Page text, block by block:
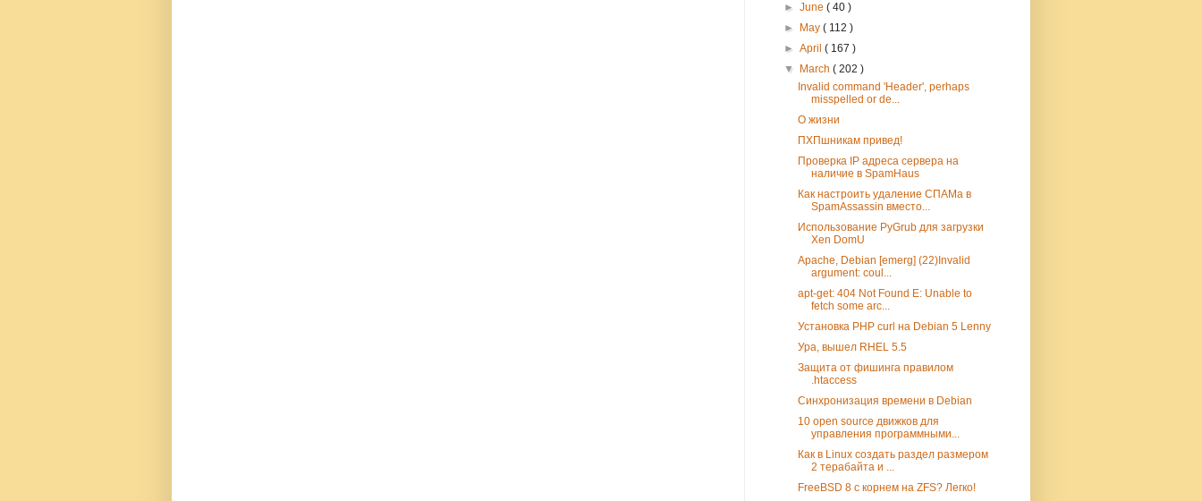
►June( 40 )
►
May( 112 )
►April( 167 )
▼
March( 202 )
Invalid command 'Header', perhaps
misspelled or de...
О жизни
ПХПшникам привед!
Проверка IP адреса сервера на
наличие в SpamHaus
Как настроить удаление СПАМа в
SpamAssassin вместо...
Использование PyGrub для загрузки
Xen DomU
Apache, Debian [emerg] (22)Invalid
argument: coul...
apt-get: 404 Not Found E: Unable to
fetch some arc...
Установка PHP curl на Debian 5 Lenny
Ура, вышел RHEL 5.5
Защита от фишинга правилом
.htaccess
Синхронизация времени в Debian
10 open source движков для
управления программными...
Как в Linux создать раздел размером
2 терабайта и ...
FreeBSD 8 c корнем на ZFS? Легко!